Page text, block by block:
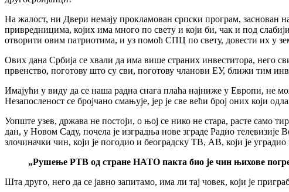
На жалост, ни Двери немају прокламован српски програм,
привредницима, којих има много по свету и који би, чак и под
отворити овим патриотима, и уз помоћ СПЦ по свету, довести их у
Ових дана Србија се хвали да има више страних инвеститора, него
првенство, поготову што су сви, поготову чланови ЕУ, ближи тим
Имајући у виду да се наша радна снага плаћа најниже у Европи, не
Незапосленост се бројчано смањује, јер је све већи број оних који
Уопште узев, држава не постоји, о њој се нико не стара, расте само
дан, у Новом Саду, почела је изградња нове зграде Радио
злочиначки чин, који је погодио и београдску ТВ, АВ, који је
„Рушење РТВ од стране НАТО пакта био је чин њихове
Шта друго, него да се јавно запитамо, има ли тај човек, који је